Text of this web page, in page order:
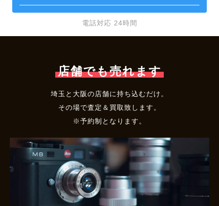
電話対応 24時間
店舗でも売れます
埼玉と大阪の店舗に持ち込むだけ。
その場で査定＆買取致します。
※予約制となります。